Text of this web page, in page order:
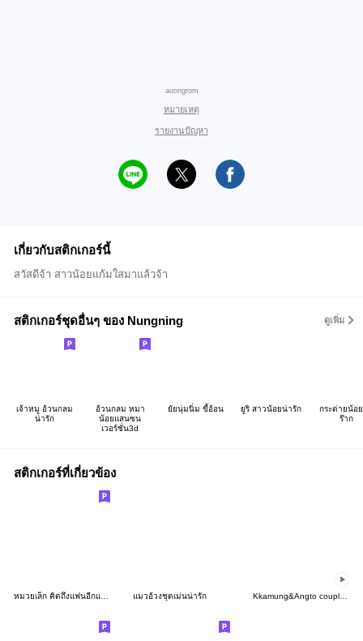
auongrom
หมายเหตุ
รายงานปัญหา
เกี่ยวกับสติกเกอร์นี้
สวัสดีจ้า สาวน้อยแก้มใสมาแล้วจ้า
สติกเกอร์ชุดอื่นๆ ของ Nungning ดูเพิ่ม
เจ้าหมู อ้วนกลม
น่ารัก
อ้วนกลม หมา
น้อยแสนซน
เวอร์ชั่น3d
ยัยนุ่มนิ่ม ขี้อ้อน ยูริ สาวน้อยน่ารัก
กระต่ายน้อ
ร๊าก
สติกเกอร์ที่เกี่ยวข้อง
หมวยเล็ก คิดถึงแฟนอีกแย้วว 1_14 แมวอ้วงชุดเม่นน่ารัก Kkamung&Angto couple9(Kkamung ver.)